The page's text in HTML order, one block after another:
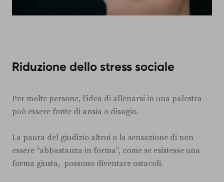
Riduzione dello stress sociale
Per molte persone, l’idea di allenarsi in una palestra
può essere fonte di ansia o disagio.
La paura del giudizio altrui o la sensazione di non
essere “abbastanza in forma”, come se esistesse una
forma giusta, possono diventare ostacoli.